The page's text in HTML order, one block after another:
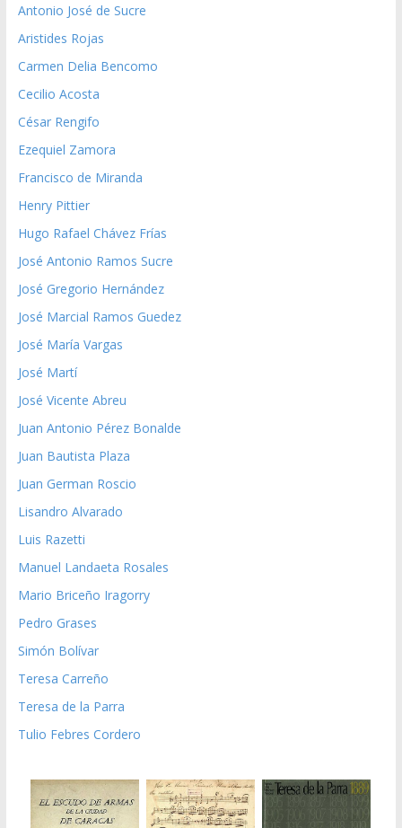
Antonio José de Sucre
Aristides Rojas
Carmen Delia Bencomo
Cecilio Acosta
César Rengifo
Ezequiel Zamora
Francisco de Miranda
Henry Pittier
Hugo Rafael Chávez Frías
José Antonio Ramos Sucre
José Gregorio Hernández
José Marcial Ramos Guedez
José María Vargas
José Martí
José Vicente Abreu
Juan Antonio Pérez Bonalde
Juan Bautista Plaza
Juan German Roscio
Lisandro Alvarado
Luis Razetti
Manuel Landaeta Rosales
Mario Briceño Iragorry
Pedro Grases
Simón Bolívar
Teresa Carreño
Teresa de la Parra
Tulio Febres Cordero